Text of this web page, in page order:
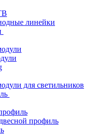
линейки
для светильников
профиль